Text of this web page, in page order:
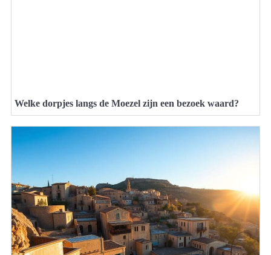
Welke dorpjes langs de Moezel zijn een bezoek waard?